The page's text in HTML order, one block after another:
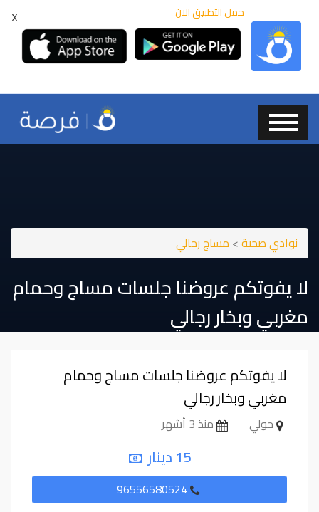
X حمل التطبيق الان
نوادي صحية> مساج رجالي
لا يفوتكم عروضنا جلسات مساج وحمام
مغربي وبخار رجالي
لا يفوتكم عروضنا جلسات مساج وحمام
مغربي وبخار رجالي
حولي منذ 3 أشهر
15 دينار
96556580524